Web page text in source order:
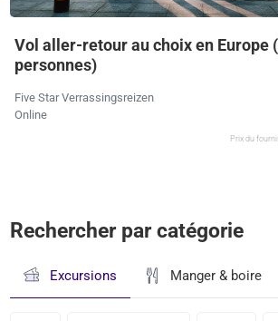
Vol aller-retour au choix en Europe
personnes)
Five Star Verrassingsreizen
Online
Prix ​​du
Rechercher par catégorie
Excursions Manger & boire